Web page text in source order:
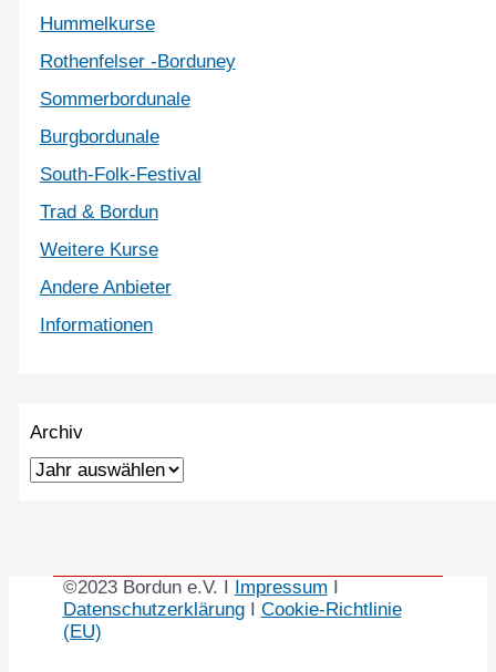
Hummelkurse
Rothenfelser -Borduney
Sommerbordunale
Burgbordunale
South-Folk-Festival
Trad & Bordun
Weitere Kurse
Andere Anbieter
Informationen
Archiv
©2023 Bordun e.V. I Impressum I
DatenschutzerklärungI Cookie-Richtlinie
(EU)